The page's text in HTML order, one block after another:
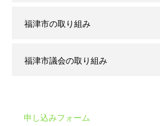
福津市の取り組み
福津市議会の取り組み
申し込みフォーム